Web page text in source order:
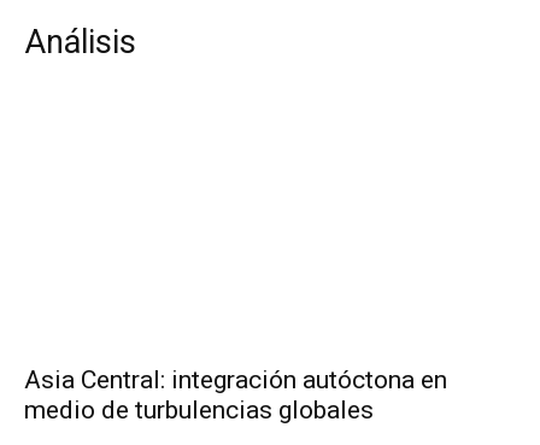
Análisis
Asia Central: integración autóctona en
medio de turbulencias globales